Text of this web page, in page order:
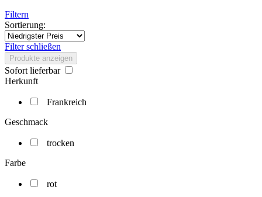
Filtern
Sortierung:
Filter schließen
Produkte anzeigen
Sofort lieferbar
Herkunft
Frankreich
Geschmack
trocken
Farbe
rot